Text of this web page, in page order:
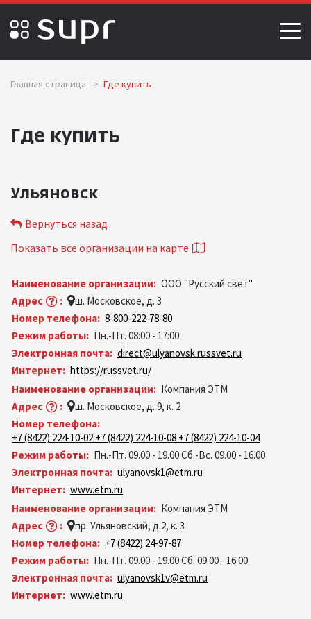
Главная страница > Где купить
Где купить
Ульяновск
Показать все организации на карте
Вернуться назад
Наименование организации: ООО "Русский свет"
Адрес
:
ш. Московское, д. 3
Номер телефона: 8-800-222-78-80
Режим работы: Пн.-Пт. 08:00 - 17:00
Электронная почта: direct@ulyanovsk.russvet.ru
Интернет: https://russvet.ru/
Наименование организации: Компания ЭТМ
Адрес
:
ш. Московское, д. 9, к. 2
Номер телефона:
+7 (8422) 224-10-02 +7 (8422) 224-10-08 +7 (8422) 224-10-04
Режим работы: Пн.-Пт. 09.00 - 19.00 Сб.-Вс. 09.00 - 16.00
Электронная почта: ulyanovsk1@etm.ru
Интернет: www.etm.ru
Наименование организации: Компания ЭТМ
Адрес
:
пр. Ульяновский, д.2, к. 3
Номер телефона: +7 (8422) 24-97-87
Режим работы: Пн.-Пт. 09.00 - 19.00 Сб. 09.00 - 16.00
Электронная почта: ulyanovsk1v@etm.ru
Интернет: www.etm.ru